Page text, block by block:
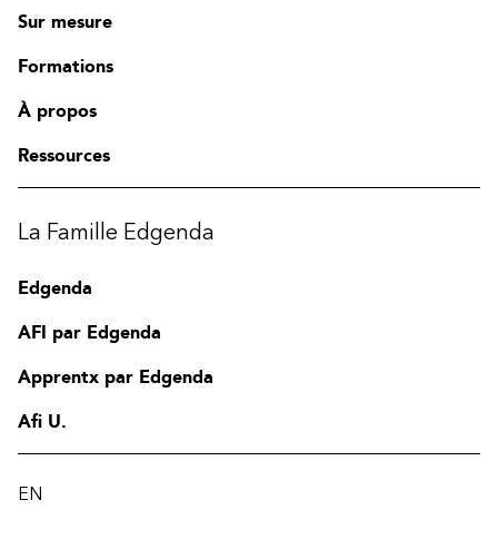
Sur mesure
Formations
À propos
Ressources
La Famille Edgenda
Edgenda
AFI par Edgenda
Apprentx par Edgenda
Afi U.
EN